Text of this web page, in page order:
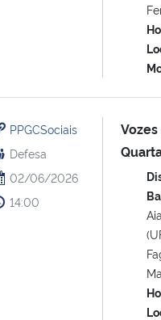
PPGCSociais
Defesa
02/06/2026
14:00